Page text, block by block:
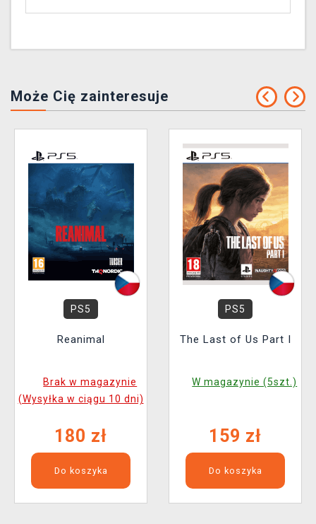
Może Cię zainteresuje
PS5
Reanimal
Brak w magazynie
(Wysyłka w ciągu 10 dni)
180 zł
Do koszyka
PS5
The Last of Us Part I
W magazynie (5szt.)
159 zł
Do koszyka